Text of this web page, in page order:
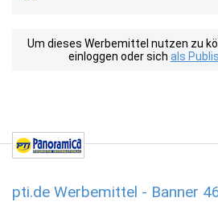
Um dieses Werbemittel nutzen zu
einloggen oder sich als
pti.de Werbemittel - Banner